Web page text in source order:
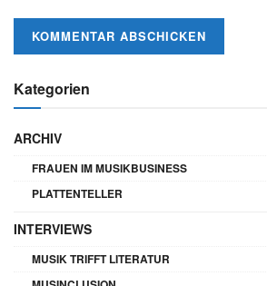
Kategorien
ARCHIV
FRAUEN IM MUSIKBUSINESS
PLATTENTELLER
INTERVIEWS
MUSIK TRIFFT LITERATUR